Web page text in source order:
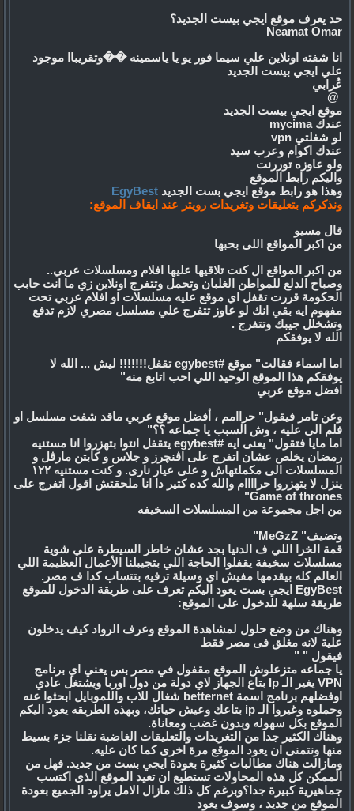
حد يعرف موقع ايجي بيست الجديد؟
Neamat Omar
انا شفته اونلاين علي سيما فور يو يا ياسمينه ��وتقريباا موجود
علي ايجي بيست الجديد
عُرابي
‏ @
موقع ايجي بيست الجديد
عندك mycima
لو شغلتي vpn
عندك اكوام وعرب سيد
ولو عاوزه توررنت
واليكم رابط الموقع
وهذا هو رابط موقع ايجي بست الجديدEgyBest
ونذكركم بتعليقات وتغريدات رويتر عند ايقاف الموقع:
قال مسيو
من اكبر المواقع اللى بحبها
من اكبر المواقع ال كنت تلاقيها عليها افلام ومسلسلات عربي..
وصباح الدلع للمواطن الغلبان وتحمل وتتفرج اونلاين زي ما انت حابب
الحكومة قررت تقفل اي موقع عليه مسلسلات او افلام عربي تحت
مفهوم ايه بقي انك لو عاوز تتفرج علي مسلسل مصري لازم تدفع
وتشخلل جيبك وتتفرج .
الله لا يوفقكم
اما اسماء فقالت" موقع #egybest تقفل!!!!!!! ليش ... الله لا
يوفقكم هذا الموقع الوحيد اللي احب اتابع منه"
افضل موقع عربي
وعن تامر فيقول" حراامم ، أفضل موقع عربي ماقد شفت مسلسل او
فلم الى عليه ، وش السبب يا جماعه ؟؟"
اما مايا فتقول" يعنى ايه #egybest يتقفل انتوا بتهزروا انا مستنيه
رمضان يخلص عشان اتفرج على اڤنچرز و جلاس و كابتن مارڤل و
المسلسلات الى مكملتهاش و على عيار نارى. و كنت مستنيه ١٢٢
ينزل لا بتهزروا حراااام والله كده كتير دا انا ملحقتش اقول اتفرج على
Game of thrones"
من اجل مجموعة من المسلسلات السخيفه
وتضيف" MeGzZ"
قمة الخرا اللي ف الدنيا بجد عشان خاطر السيطرة علي شوية
مسلسلات سخيفة يقفلوا الحاجة اللي بتجيبلنا الأعمال العظيمة اللي
العالم كله بيقدمها مفيش اي وسيلة ترفيه بتتساب كدا ف مصر.
EgyBest ايجي بست يعود اليكم تعرف على طريقة الدخول للموقع
طريقة سلهة للدخول على الموقع:
وهناك من وضع حلول لمشاهدة الموقع وعرف الرواد كيف يدخلون
علية لانه مغلق فى مصر فقط
فيقول " "
يا جماعه متزعلوش الموقع مقفول في مصر بس يعني اي برنامج
VPN يغير الـ Ip بتاع الجهاز لاي دولة من دول اوربا ويشتغل عادي
اوفضلهم برنامج اسمة betternet شغال للاب واللموبايل ابحثوا عنه
وحملوه وغيروا الـ ip بتاعك وعيش حياتك، وبهذه الطريقه يعود اليكم
الموقع بكل سهوله وبدون غضب ومعاناة.
وهناك الكثير جدا من التغريدات والتعليقات الغاضبة نقلنا جزء بسيط
منها ونتمنى ان يعود الموقع مرة اخرى كما كان عليه.
ومازالت هناك مطالبات كثيرة بعودة ايجي بست من جديد. فهل من
الممكن كل هذه المحاولات تستطيع ان تعيد الموقع الذى اكتسب
جماهيرية كبيرة جدا؟وبرغم كل ذلك مازال الامل يراود الجميع بعودة
الموقع من جديد ، وسوف يعود